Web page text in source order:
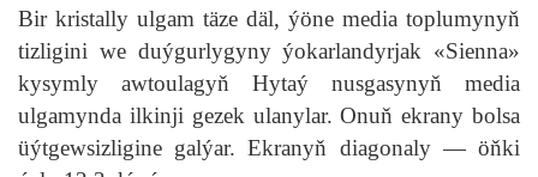
Bir kristally ulgam täze däl, ýöne media toplumynyň
tizligini we duýgurlygyny ýokarlandyrjak «Sienna»
kysymly awtoulagyň Hytaý nusgasynyň media
ulgamynda ilkinji gezek ulanylar. Onuň ekrany bolsa
üýtgewsizligine galýar. Ekranyň diagonaly — öňki